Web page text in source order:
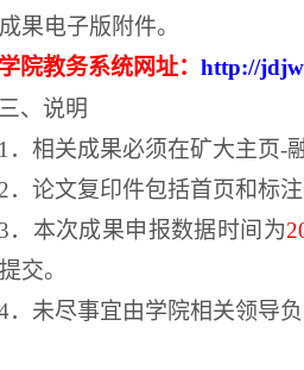
成果电子版附件。
学院教务系统网址： http://
三、说明
1 ．相关成果必须在矿大主页-
2．论文复印件包括首页和标
3．本次成果申报数据时间为
交。
．未尽事宜由学院相关领导负